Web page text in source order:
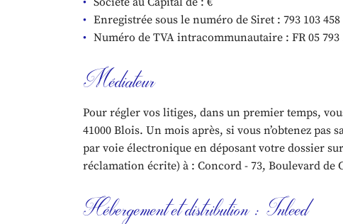
Enregistrée sous le numéro de Siret : 793 103 458
Numéro de TVA intracommunautaire : FR 05 793
Médiateur
Pour régler vos litiges, dans un premier temps,
41000 Blois. Un mois après, si vous n’obtenez
par voie électronique en déposant votre dossier
réclamation écrite) à : Concord - 73, Boulevard de
Hébergement et distribution : Inleed